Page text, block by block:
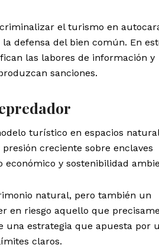
el turismo en
defensa del bien común. En
las labores de información y
sanciones.
turístico en espacios
creciente sobre enclaves
y sostenibilidad
natural, pero también un
en riesgo aquello que
una estrategia que apuesta por
claros.